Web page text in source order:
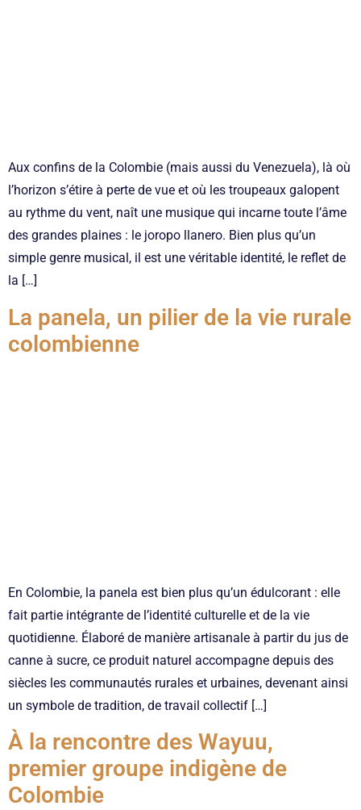
Aux confins de la Colombie (mais aussi du Venezuela), là où
l’horizon s’étire à perte de vue et où les troupeaux galopent
au rythme du vent, naît une musique qui incarne toute l’âme
des grandes plaines : le joropo llanero. Bien plus qu’un
simple genre musical, il est une véritable identité, le reflet de
la […]
La panela, un pilier de la vie rurale
colombienne
En Colombie, la panela est bien plus qu’un édulcorant : elle
fait partie intégrante de l’identité culturelle et de la vie
quotidienne. Élaboré de manière artisanale à partir du jus de
canne à sucre, ce produit naturel accompagne depuis des
siècles les communautés rurales et urbaines, devenant ainsi
un symbole de tradition, de travail collectif […]
À la rencontre des Wayuu,
premier groupe indigène de
Colombie